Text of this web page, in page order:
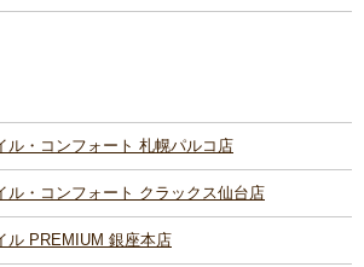
ル・コンフォート 札幌パルコ店
ル・コンフォート クラックス仙台店
ル PREMIUM 銀座本店